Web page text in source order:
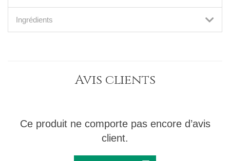
Ingrédients
Avis clients
Ce produit ne comporte pas encore d’avis
client.